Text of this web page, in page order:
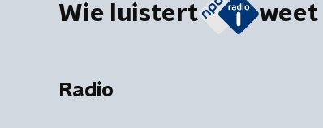
Wie luistert weet
Radio